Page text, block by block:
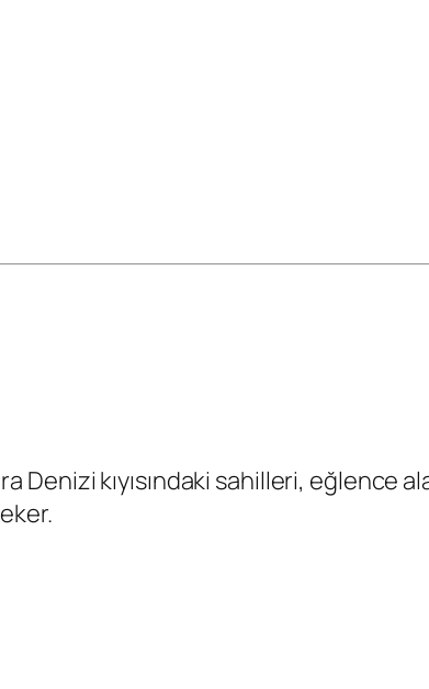
Denizi kıyısındaki sahilleri, eğlence